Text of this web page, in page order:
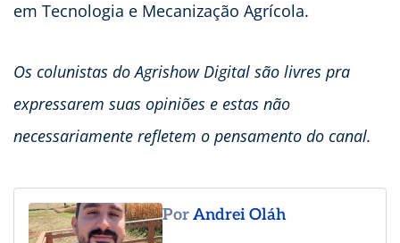
em Tecnologia e Mecanização Agrícola.
Os colunistas do Agrishow Digital são livres pra
expressarem suas opiniões e estas não
necessariamente refletem o pensamento do canal.
PorAndrei Oláh